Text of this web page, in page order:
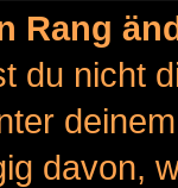
Rang
du nicht
davon,